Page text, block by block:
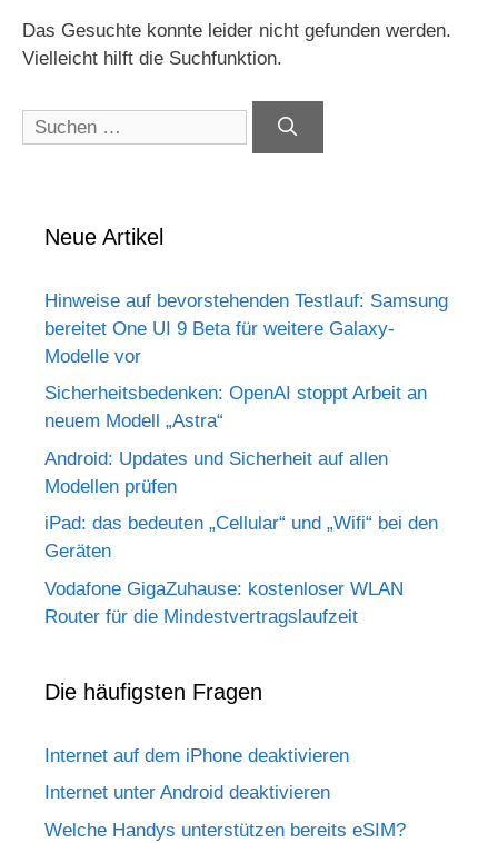
Das Gesuchte konnte leider nicht gefunden werden.
Vielleicht hilft die Suchfunktion.
Suchen
nach:
Neue Artikel
Hinweise auf bevorstehenden Testlauf: Samsung
bereitet One UI 9 Beta für weitere Galaxy-
Modelle vor
Sicherheitsbedenken: OpenAI stoppt Arbeit an
neuem Modell „Astra“
Android: Updates und Sicherheit auf allen
Modellen prüfen
iPad: das bedeuten „Cellular“ und „Wifi“ bei den
Geräten
Vodafone GigaZuhause: kostenloser WLAN
Router für die Mindestvertragslaufzeit
Die häufigsten Fragen
Internet auf dem iPhone deaktivieren
Internet unter Android deaktivieren
Welche Handys unterstützen bereits eSIM?